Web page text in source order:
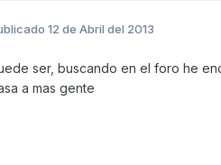
12 de Abril del 2013
ser, buscando en el foro he
a mas gente